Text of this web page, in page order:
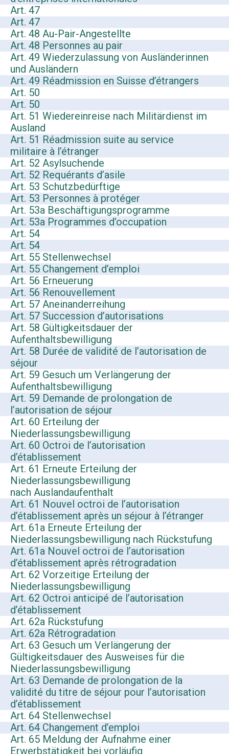
Art. 47
Art. 47
Art. 48 Au-Pair-Angestellte
Art. 48 Personnes au pair
Art. 49 Wiederzulassung von Ausländerinnen
und Ausländern
Art. 49 Réadmission en Suisse d’étrangers
Art. 50
Art. 50
Art. 51 Wiedereinreise nach Militärdienst im
Ausland
Art. 51 Réadmission suite au service
militaire à l’étranger
Art. 52 Asylsuchende
Art. 52 Requérants d’asile
Art. 53 Schutzbedürftige
Art. 53 Personnes à protéger
Art. 53a Beschäftigungsprogramme
Art. 53a Programmes d’occupation
Art. 54
Art. 54
Art. 55 Stellenwechsel
Art. 55 Changement d’emploi
Art. 56 Erneuerung
Art. 56 Renouvellement
Art. 57 Aneinanderreihung
Art. 57 Succession d’autorisations
Art. 58 Gültigkeitsdauer der
Aufenthaltsbewilligung
Art. 58 Durée de validité de l’autorisation de
séjour
Art. 59 Gesuch um Verlängerung der
Aufenthaltsbewilligung
Art. 59 Demande de prolongation de
l’autorisation de séjour
Art. 60 Erteilung der
Niederlassungsbewilligung
Art. 60 Octroi de l’autorisation
d’établissement
Art. 61 Erneute Erteilung der
Niederlassungsbewilligung
nach Auslandaufenthalt
Art. 61 Nouvel octroi de l’autorisation
d’établissement après un séjour à l’étranger
Art. 61a Erneute Erteilung der
Niederlassungsbewilligung nach Rückstufung
Art. 61a Nouvel octroi de l’autorisation
d’établissement après rétrogradation
Art. 62 Vorzeitige Erteilung der
Niederlassungsbewilligung
Art. 62 Octroi anticipé de l’autorisation
d’établissement
Art. 62a Rückstufung
Art. 62a Rétrogradation
Art. 63 Gesuch um Verlängerung der
Gültigkeitsdauer des Ausweises für die
Niederlassungsbewilligung
Art. 63 Demande de prolongation de la
validité du titre de séjour pour l’autorisation
d’établissement
Art. 64 Stellenwechsel
Art. 64 Changement d’emploi
Art. 65 Meldung der Aufnahme einer
Erwerbstätigkeit bei vorläufig